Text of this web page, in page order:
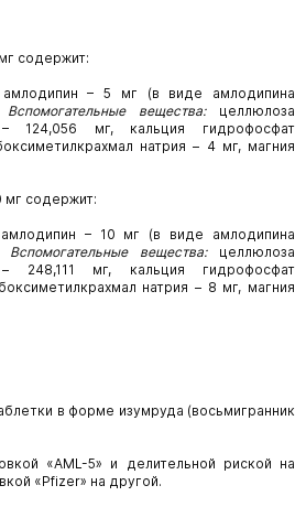
содержит:
амлодипин – 5 мг
(в виде амлодипина
Вспомогательные вещества: целлюлоза
– 124,056 мг, кальция
гидрофосфат
натрия – 4 мг, магния
мг содержит:
амлодипин – 10 мг
(в виде амлодипина
Вспомогательные вещества: целлюлоза
– 248,111 мг, кальция
гидрофосфат
натрия – 8 мг, магния
в форме изумруда (восьмигранник
«AML-5» и делительной риской на
«Pfizer» на другой.